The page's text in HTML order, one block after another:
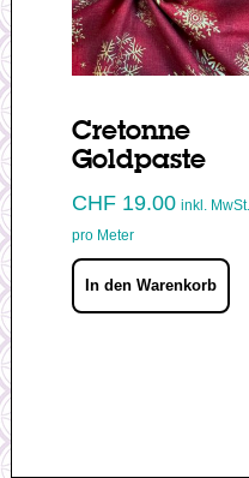
Cretonne
Goldpaste
CHF19.00 inkl. MwSt.
pro Meter
In den Warenkorb